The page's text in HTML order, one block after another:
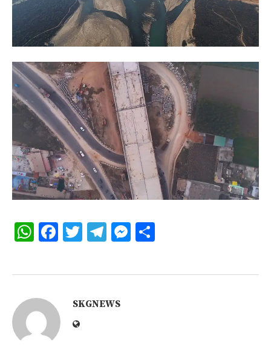
WhatsApp
Facebook
Twitter
Telegram
Messenger
SKGNEWS